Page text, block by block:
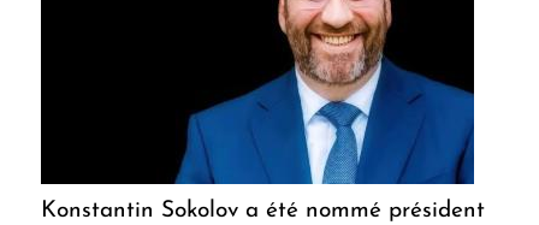
Konstantin Sokolov a été nommé président